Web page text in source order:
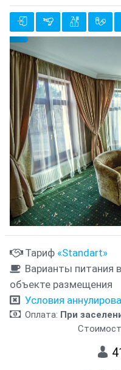
{clt_left} 3 Количество
Предыдущий
Тариф «Standart»
Варианты питания
объекте размещения
Условия
Оплата: При